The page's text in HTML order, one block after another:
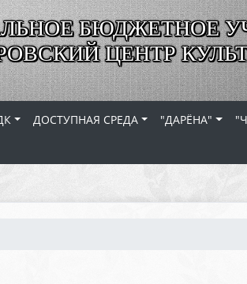
БЮДЖЕТНОЕ
ЦЕНТР
ДОСТУПНАЯ СРЕДА "ДАРЁНА"